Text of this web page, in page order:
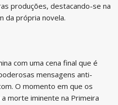
produções, destacando-se na
da própria novela.
com uma cena final que é
mensagens anti-
O momento em que os
morte iminente na Primeira